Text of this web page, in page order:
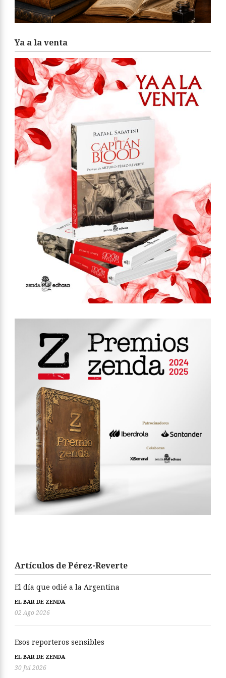
Ya a la venta
Artículos de Pérez-Reverte
El día que odié a la Argentina
EL BAR DE ZENDA
02 Ago 2026
Esos reporteros sensibles
EL BAR DE ZENDA
30 Jul 2026